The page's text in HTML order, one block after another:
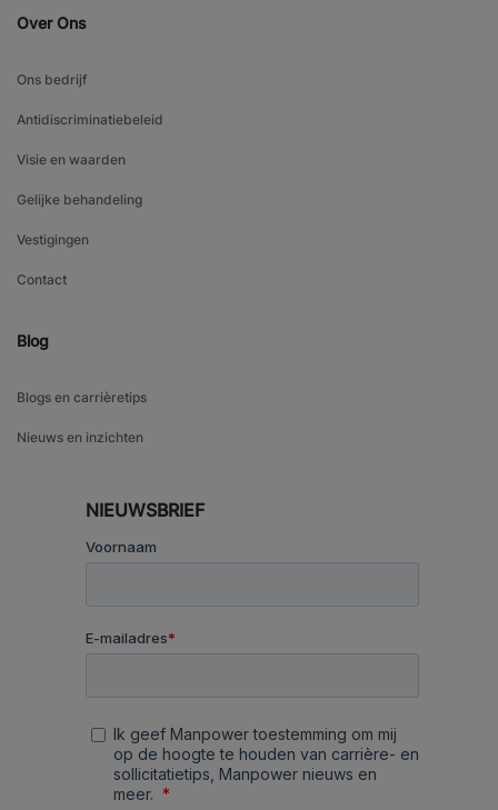
Over Ons
Ons bedrijf
Antidiscriminatiebeleid
Visie en waarden
Gelijke behandeling
Vestigingen
Contact
Blog
Blogs en carrièretips
Nieuws en inzichten
NIEUWSBRIEF